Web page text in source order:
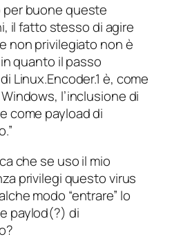
per buone queste
il fatto stesso di agire
non privilegiato non è
quanto il passo
Linux.Encoder.1 è, come
l’inclusione di
come payload di
che se uso il mio
privilegi questo virus
modo “entrare” lo
paylod(?) di